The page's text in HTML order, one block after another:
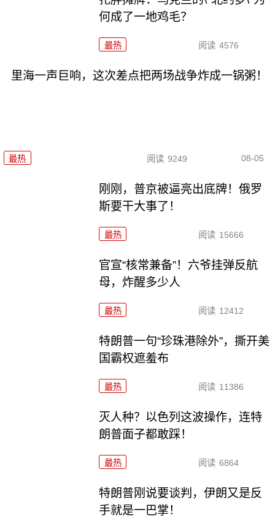
何成了一地鸡毛？
最热 阅读 4576
里海一声巨响，这次差点把两场战争炸成一锅粥！
最热 阅读 9249 08-05
刚刚，普京被逼亮出底牌！俄罗
斯要干大事了！
最热 阅读 15666
官宣“核常兼备”！六爷挂弹反航
母，炸醒多少人
最热 阅读 12412
特朗普一句“珍珠港除外”，撕开美
国霸权遮羞布
最热 阅读 11386
灭人种？以色列这波操作，连特
朗普面子都敢踩！
最热 阅读 6864
特朗普刚说要谈判，伊朗又是反
手就是一巴掌！